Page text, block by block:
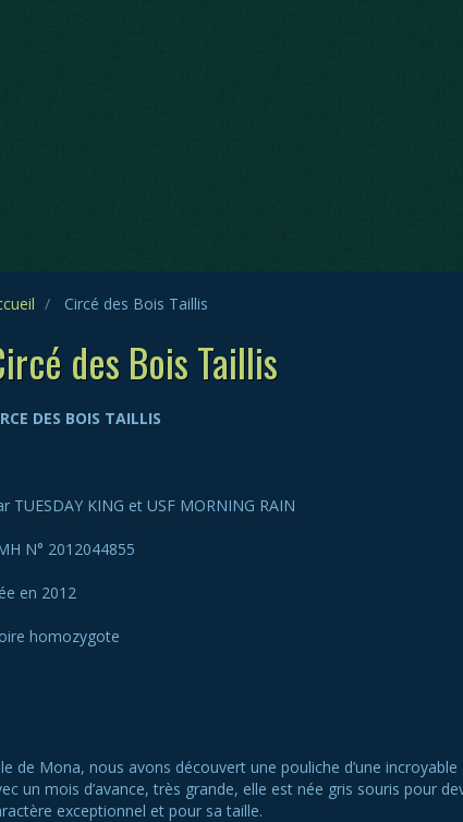
Circé des Bois Taillis
des Bois Taillis
DES BOIS TAILLIS
TUESDAY KING et USF MORNING RAIN
N° 2012044855
en 2012
homozygote
de Mona, nous avons découvert une pouliche d’une
un mois d’avance, très grande, elle est née gris souris pour
exceptionnel et pour sa taille.